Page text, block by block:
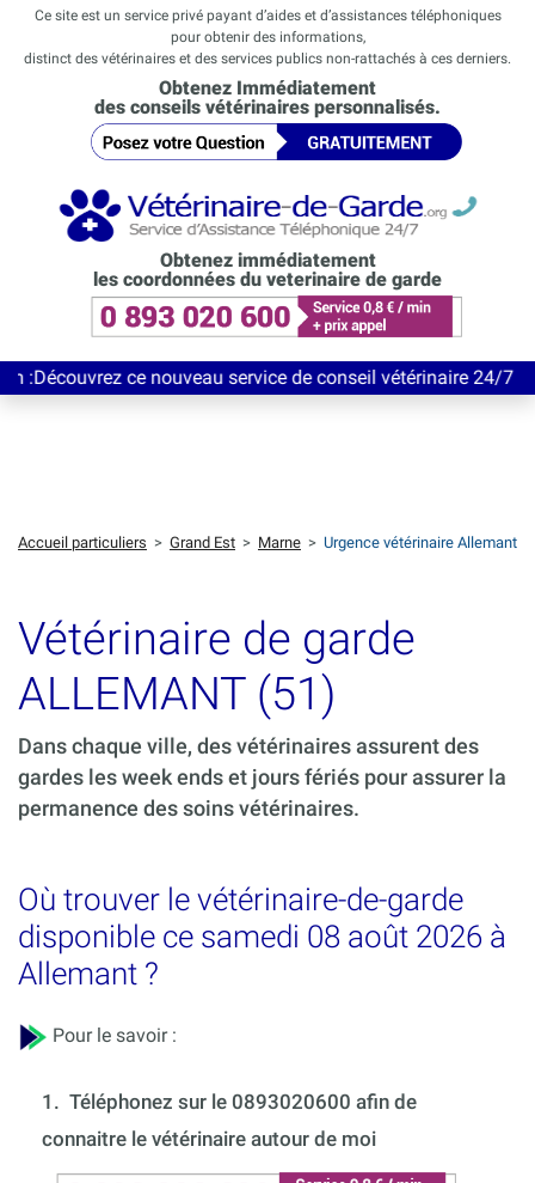
Ce site est un service privé payant d’aides et d’assistances téléphoniques
pour obtenir des informations,
distinct des vétérinaires et des services publics non-rattachés à ces derniers.
Obtenez Immédiatement
des conseils vétérinaires personnalisés.
Obtenez immédiatement
les coordonnées du veterinaire de garde
ce nouveau service de conseil vétérinaire 24/7
Accueil particuliers > Grand Est > Marne > Urgence vétérinaire Allemant
Vétérinaire de garde
ALLEMANT (51)
Dans chaque ville, des vétérinaires assurent des
gardes les week ends et jours fériés pour assurer la
permanence des soins vétérinaires.
Où trouver le vétérinaire-de-garde
disponible ce samedi 08 août 2026 à
Allemant ?
Pour le savoir :
1. Téléphonez sur le 0893020600 afin de
connaitre le vétérinaire autour de moi